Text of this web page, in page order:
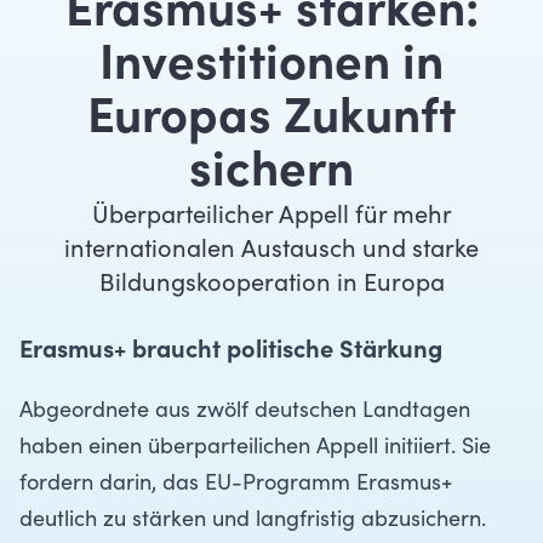
Erasmus+ stärken:
Investitionen in
Europas Zukunft
sichern
Überparteilicher Appell für mehr
internationalen Austausch und starke
Bildungskooperation in Europa
Erasmus+ braucht politische Stärkung
Abgeordnete aus zwölf deutschen Landtagen
haben einen überparteilichen Appell initiiert. Sie
fordern darin, das EU-Programm Erasmus+
deutlich zu stärken und langfristig abzusichern.